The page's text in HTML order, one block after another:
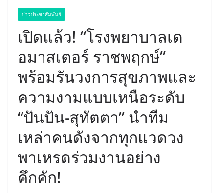
ข่าวประชาสัมพันธ์
เปิดแล้ว! “โรงพยาบาลเด
อมาสเตอร์ ราชพฤกษ์”
พร้อมรันวงการสุขภาพและ
ความงามแบบเหนือระดับ
“ปันปัน-สุทัตตา” นำทีม
เหล่าคนดังจากทุกแวดวง
พาเหรดร่วมงานอย่าง
คึกคัก!